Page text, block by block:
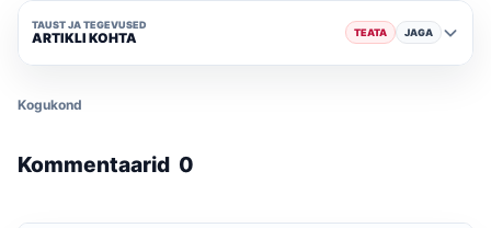
TAUST JA TEGEVUSED
ARTIKLI KOHTA TEATA JAGA
Kogukond
Kommentaarid 0